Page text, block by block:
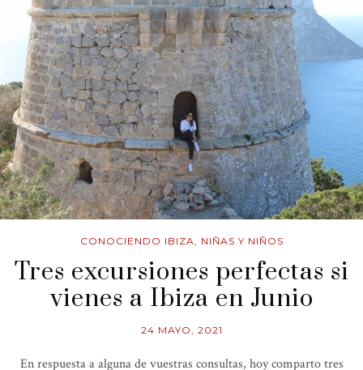
CONOCIENDO IBIZA, NIÑAS Y NIÑOS
Tres excursiones perfectas si
vienes a Ibiza en Junio
24 MAYO, 2021
En respuesta a alguna de vuestras consultas, hoy comparto tres